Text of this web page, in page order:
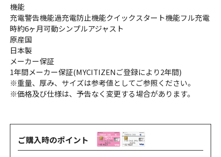
機能
充電警告機能過充電防止機能クイックスタート機能フル充電
時約6ヶ月可動シンプルアジャスト
原産国
日本製
メーカー保証
1年間メーカー保証(MYCITIZENご登録により2年間)
※重量、厚み、サイズは参考値としてご参照ください。
※価格及び仕様は、予告なく変更する場合があります。
ご購入時のポイント